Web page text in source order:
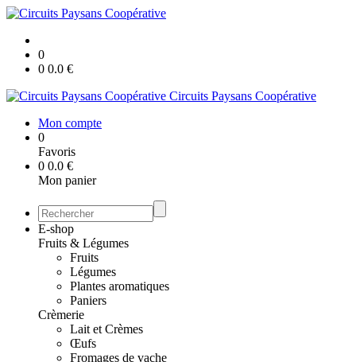
0
0 0.0 €
Circuits Paysans Coopérative
Mon compte
0
Favoris
0 0.0 €
Mon panier
E-shop
Fruits & Légumes
Fruits
Légumes
Plantes aromatiques
Paniers
Crèmerie
Lait et Crèmes
Œufs
Fromages de vache